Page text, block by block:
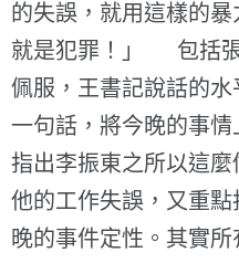
的失誤，就用這樣的
就是犯罪！」 包括
佩服，王書記說話的
一句話，將今晚的事
指出李振東之所以這
他的工作失誤，又重
晚的事件定性。其實